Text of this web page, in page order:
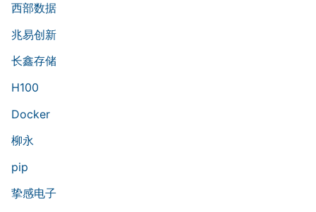
西部数据
兆易创新
长鑫存储
H100
Docker
柳永
pip
挚感电子